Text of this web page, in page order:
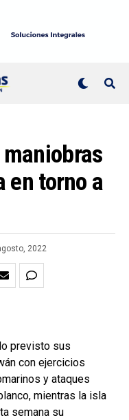
en torno a
2022
previsto sus
con ejercicios
y ataques
mientras la isla
semana su